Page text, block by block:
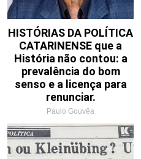
HISTÓRIAS DA POLÍTICA
CATARINENSE que a
História não contou: a
prevalência do bom
senso e a licença para
renunciar.
Paulo Gouvêa